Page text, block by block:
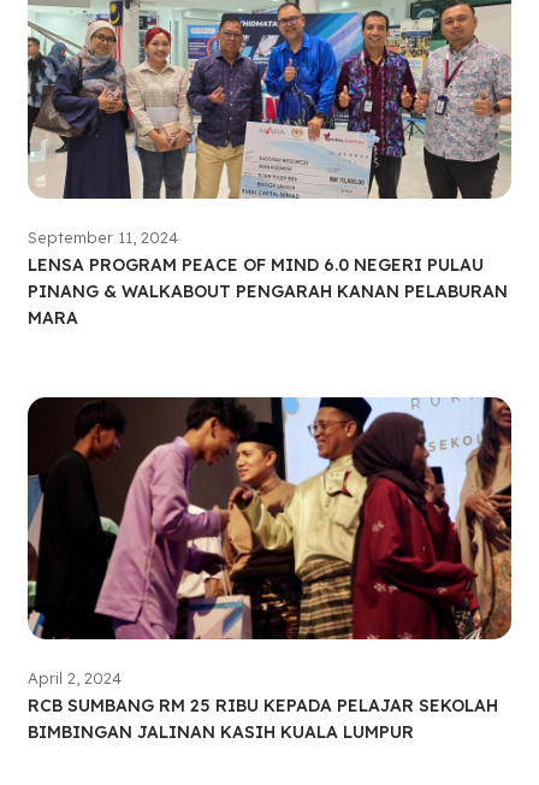
September 11, 2024
LENSA PROGRAM PEACE OF MIND 6.0 NEGERI PULAU
PINANG & WALKABOUT PENGARAH KANAN PELABURAN
MARA
April 2, 2024
RCB SUMBANG RM 25 RIBU KEPADA PELAJAR SEKOLAH
BIMBINGAN JALINAN KASIH KUALA LUMPUR